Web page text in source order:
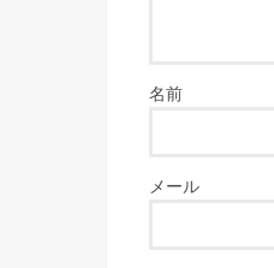
名前
メール